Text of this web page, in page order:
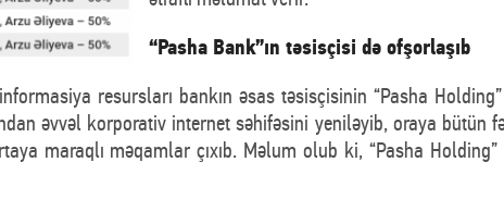
“Pasha Bank”ın təsisçisi də ofşorlaşıb
resursları bankın əsas təsisçisinin “Pasha
əvvəl korporativ internet səhifəsini yeniləyib, oraya bütün
maraqlı məqamlar çıxıb. Məlum olub ki, “Pasha Holding”